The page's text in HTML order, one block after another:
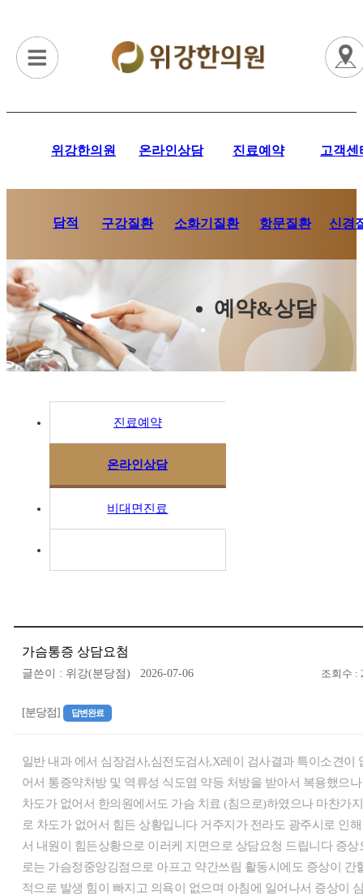
위강한의원 온라인상담 진료예약 고객센
담적 구강질환 소화기질환 항문질환 신경
예약&상담
진료예약
온라인상담
비대면진료
가슴통증 상담요첨
글쓴이 : 위강(분당점) 2026-07-06 조회수 :
[분당점] 답변완료
일반 내과 에서 심장검사,심전도검사,X레이 검사결과 특이소견이
어서 통증약처방 및 역류성 식도염 약등 처방을 받아서 복용했으나
차도가 없어서 한의원에서도 가슴 치료 (침으로)하였으나 마찬가지
로 차도가 없어서 힘든 상황입니다 거주지가 전라도 광주시로 인해
서 내원이 힘든상황으로 이러케 지면으로 상담요청 드립니다 증상
로는 가슴정중앙깅점으로 아프고 약간쓰림 활동시에도 증상이 간
적으로 발생 힘이 빠지고 의욕이 없으며 아침에 일어나서 증상이